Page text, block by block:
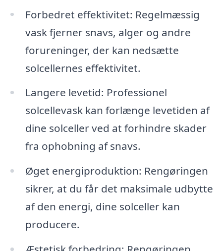
Forbedret effektivitet: Regelmæssig
vask fjerner snavs, alger og andre
forureninger, der kan nedsætte
solcellernes effektivitet.
Langere levetid: Professionel
solcellevask kan forlænge levetiden af
dine solceller ved at forhindre skader
fra ophobning af snavs.
Øget energiproduktion: Rengøringen
sikrer, at du får det maksimale udbytte
af den energi, dine solceller kan
producere.